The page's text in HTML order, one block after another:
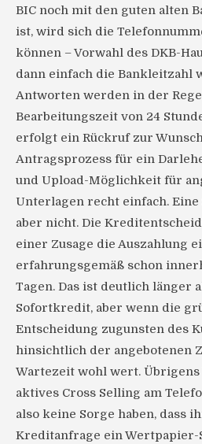
BIC noch mit den guten alten
ist, wird sich die
können – Vorwahl des DKB-
dann einfach die Bankleitzahl
Antworten werden in der
Bearbeitungszeit von 24
erfolgt ein Rückruf zur
Antragsprozess für ein
und Upload-Möglichkeit für
Unterlagen recht einfach.
aber nicht. Die
einer Zusage die Auszahlung
erfahrungsgemäß schon
Tagen. Das ist deutlich länger
Sofortkredit, aber wenn die
Entscheidung zugunsten des
hinsichtlich der angebotenen
Wartezeit wohl wert.
aktives Cross Selling am
also keine Sorge haben, dass
Kreditanfrage ein